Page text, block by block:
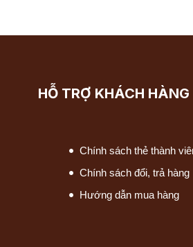
HỖ TRỢ KHÁCH HÀNG
Chính sách thẻ thành
Chính sách đổi, trả hàng
Hướng dẫn mua hàng